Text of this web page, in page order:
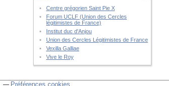
Centre grégorien Saint Pie X
Forum UCLF (Union des Cercles
légitimistes de France)
Institut duc d'Anjou
Union des Cercles Légitimistes de France
Vexilla Galliae
Vive le Roy
Préférences cookies